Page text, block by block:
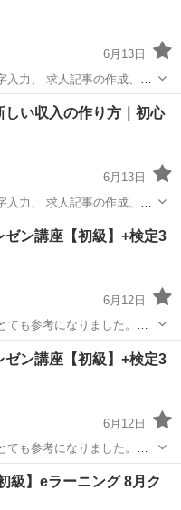
6月13日
きます。 ・未経験の
じて報 酬アップが見込めま
方
しい収入の作り方｜初心
6月13日
きます。 ・未経験の
じて報 酬アップが見込めま
ゼン講座【初級】+検定3
6月12日
ても参考になりました。そ
オンライン
ゼン講座【初級】+検定3
6月12日
ても参考になりました。そ
ン
級】eラーニング 8月ク